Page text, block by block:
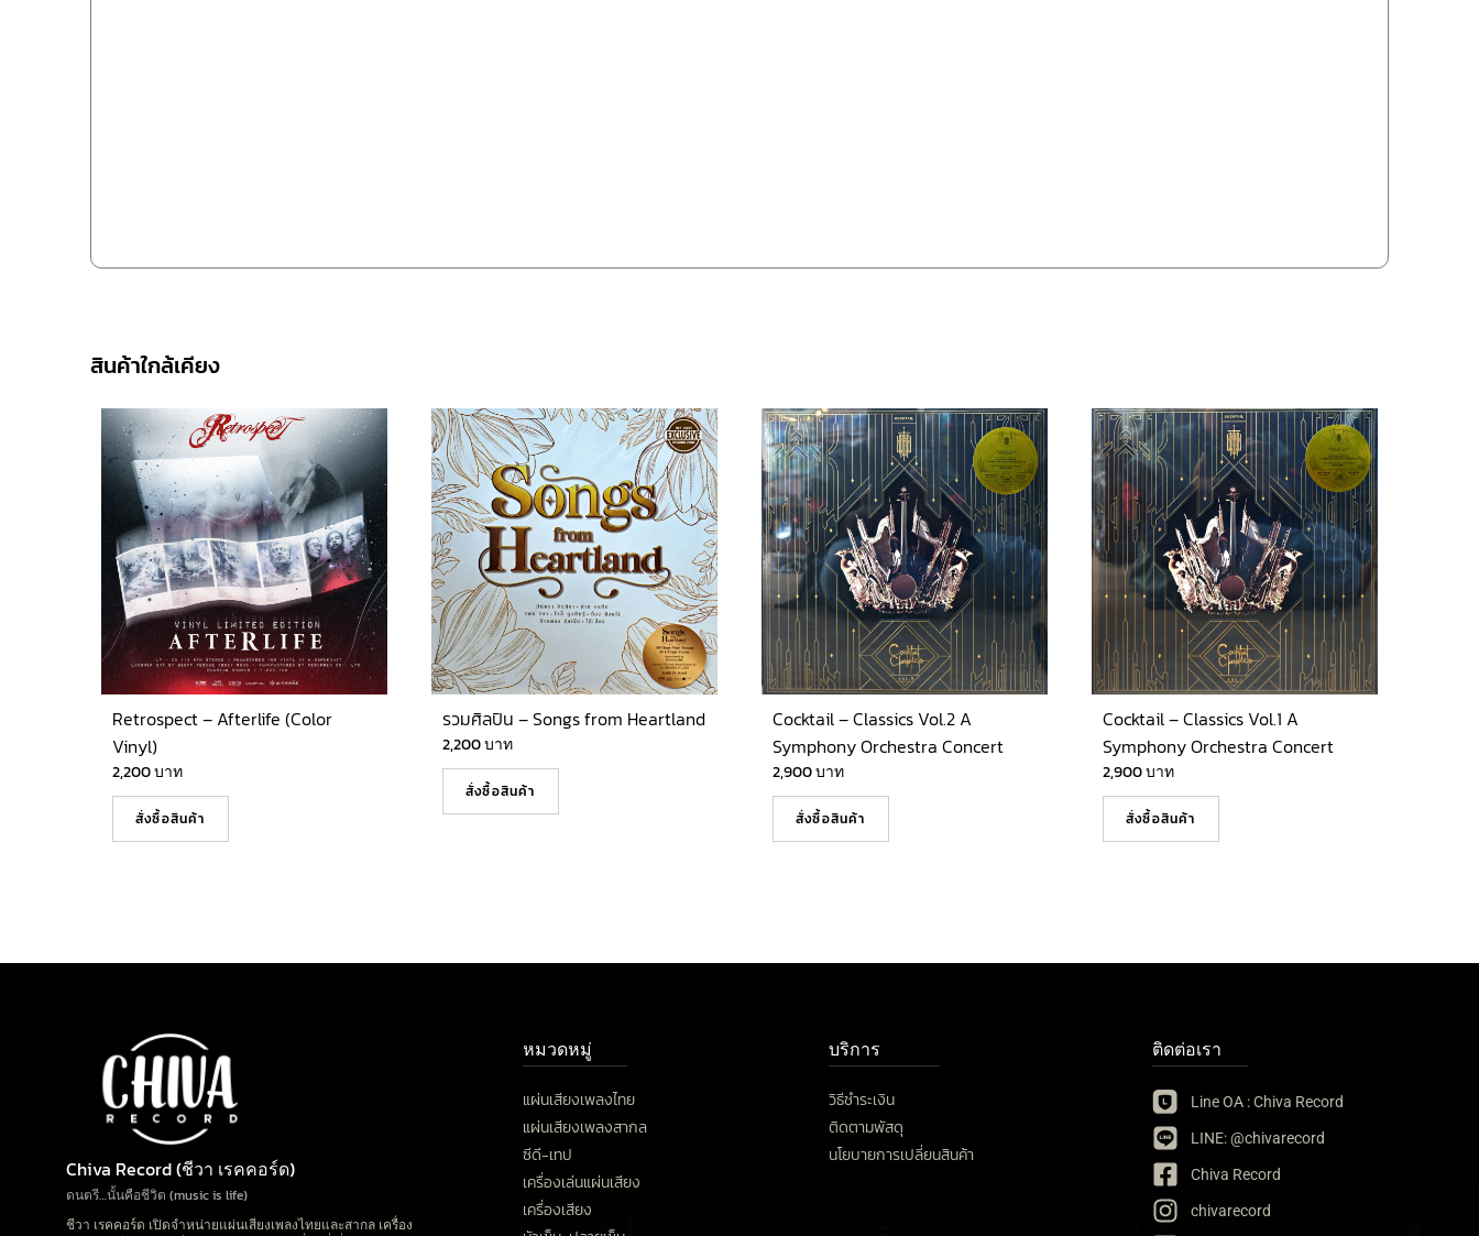
สินค้าใกล้เคียง
Retrospect – Afterlife (Color
Vinyl)
2,200บาท
สั่งซื้อสินค้า
รวมศิลปิน – Songs from Heartland
2,200บาท
สั่งซื้อสินค้า
Cocktail – Classics Vol.2 A
Symphony Orchestra Concert
2,900บาท
สั่งซื้อสินค้า
Cocktail – Classics Vol.1 A
Symphony Orchestra Concert
2,900บาท
สั่งซื้อสินค้า
Chiva Record (ชีวา เรคคอร์ด)
ดนตรี…นั้นคือชีวิต (music is life)
ชีวา เรคคอร์ด เปิดจำหน่ายแผ่นเสียงเพลงไทยและสากล เครื่อง
หมวดหมู่
แผ่นเสียงเพลงไทย
แผ่นเสียงเพลงสากล
ซีดี-เทป
เครื่องเล่นแผ่นเสียง
เครื่องเสียง
บริการ
วิธีชำระเงิน
ติดตามพัสดุ
นโยบายการเปลี่ยนสินค้า
ติดต่อเรา
Line OA : Chiva Record
LINE: @chivarecord
Chiva Record
chivarecord